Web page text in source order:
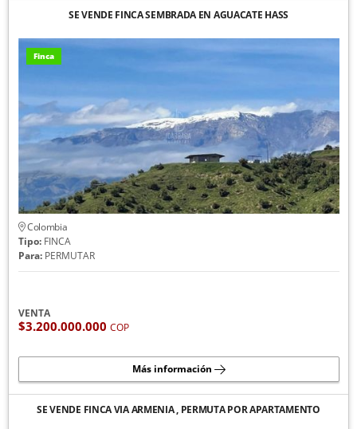
SE VENDE FINCA SEMBRADA EN AGUACATE HASS
Finca
Colombia
Tipo:FINCA
Para:PERMUTAR
VENTA
$3.200.000.000 COP
Más información
SE VENDE FINCA VIA ARMENIA , PERMUTA POR APARTAMENTO